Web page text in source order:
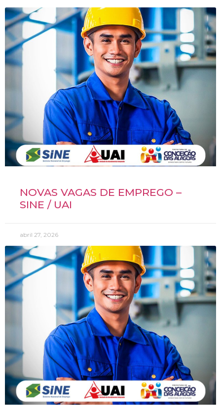
NOVAS VAGAS DE EMPREGO –
SINE / UAI
abril 27, 2026